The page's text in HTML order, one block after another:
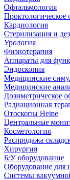
Офтальмология
Проктологическое
Кардиология
Стерилизация и
Урология
Физиотерапия
Аппараты для
Эндоскопия
Медицинские
Медицинские
Дозиметрическое
Радиационная
Отоскопы Heine
Центральные
Косметология
Распродажа
Хирургия
Б/У оборудование
Оборудование для
Системы